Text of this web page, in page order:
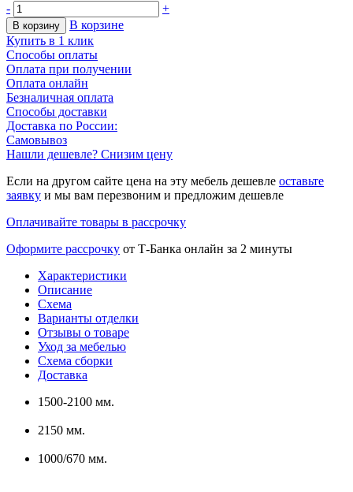
-
+
В корзину
В корзине
Купить в 1 клик
Способы оплаты
Оплата при получении
Оплата онлайн
Безналичная оплата
Способы доставки
Доставка по России:
Самовывоз
Нашли дешевле? Снизим цену
Если на другом сайте цена на эту мебель дешевле оставьте
заявку и мы вам перезвоним и предложим дешевле
Оплачивайте товары в рассрочку
Оформите рассрочку от Т-Банка онлайн за 2 минуты
Характеристики
Описание
Схема
Варианты отделки
Отзывы о товаре
Уход за мебелью
Схема сборки
Доставка
1500-2100 мм.
2150 мм.
1000/670 мм.